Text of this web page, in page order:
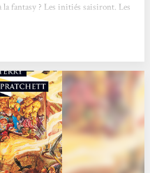
fantasy ? Les initiés saisiront. Les
anglaises a du sens, bien sûr.